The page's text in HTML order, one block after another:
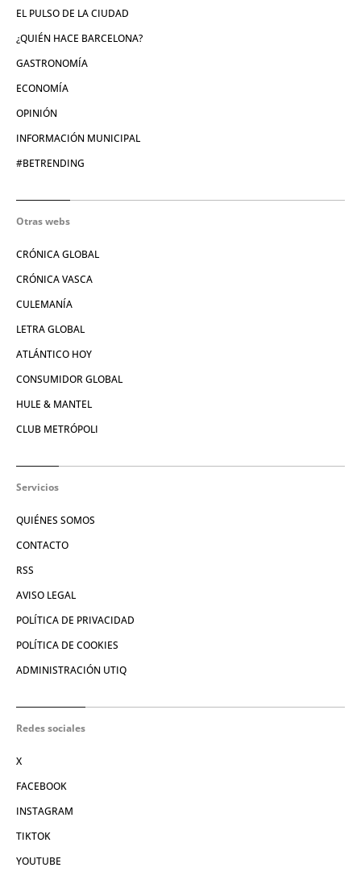
EL PULSO DE LA CIUDAD
¿QUIÉN HACE BARCELONA?
GASTRONOMÍA
ECONOMÍA
OPINIÓN
INFORMACIÓN MUNICIPAL
#BETRENDING
Otras webs
CRÓNICA GLOBAL
CRÓNICA VASCA
CULEMANÍA
LETRA GLOBAL
ATLÁNTICO HOY
CONSUMIDOR GLOBAL
HULE & MANTEL
CLUB METRÓPOLI
Servicios
QUIÉNES SOMOS
CONTACTO
RSS
AVISO LEGAL
POLÍTICA DE PRIVACIDAD
POLÍTICA DE COOKIES
ADMINISTRACIÓN UTIQ
Redes sociales
X
FACEBOOK
INSTAGRAM
TIKTOK
YOUTUBE